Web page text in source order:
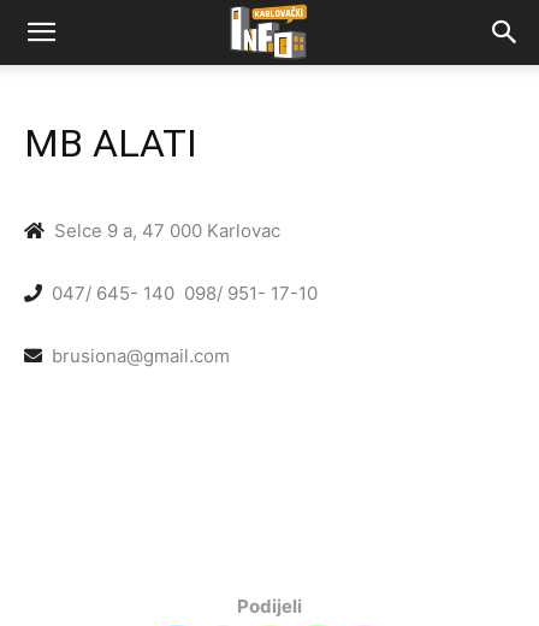
MB ALATI
Selce 9 a, 47 000 Karlovac
047/ 645- 140 098/ 951- 17-10
brusiona@gmail.com
Podijeli